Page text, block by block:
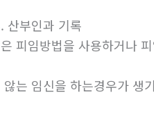
산부인과 기록
피임방법을 사용하거나
않는 임신을 하는경우가 생